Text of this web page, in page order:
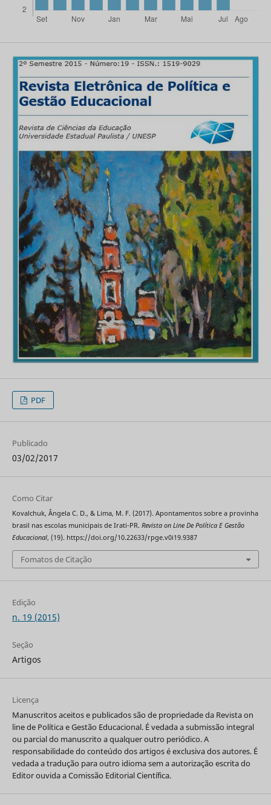
PDF
Publicado
03/02/2017
Como Citar
Kovalchuk, Ângela C. D., & Lima, M. F. (2017). Apontamentos sobre a provinha
brasil nas escolas municipais de Irati-PR. Revista on Line De Política E Gestão
Educacional, (19). https://doi.org/10.22633/rpge.v0i19.9387
Fomatos de Citação
Edição
n. 19 (2015)
Seção
Artigos
Licença
Manuscritos aceitos e publicados são de propriedade da Revista on
line de Política e Gestão Educacional. É vedada a submissão integral
ou parcial do manuscrito a qualquer outro periódico. A
responsabilidade do conteúdo dos artigos é exclusiva dos autores. É
vedada a tradução para outro idioma sem a autorização escrita do
Editor ouvida a Comissão Editorial Científica.